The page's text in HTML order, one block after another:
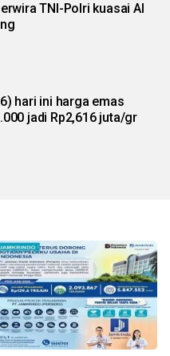
TNI-Polri kuasai AI
hari ini harga emas
jadi Rp2,616 juta/gr